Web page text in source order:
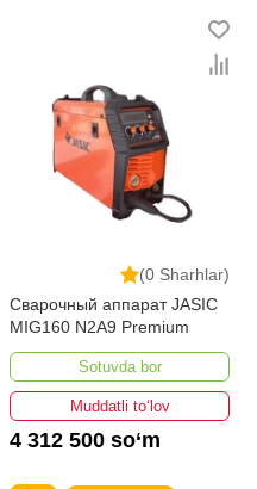
(0 Sharhlar)
Сварочный аппарат JASIC
MIG160 N2A9 Premium
Sotuvda bor
Muddatli to‘lov
4 312 500 so‘m